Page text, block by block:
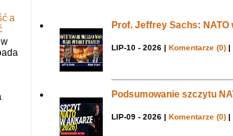
Prof. Jeffrey Sachs:
LIP-10 - 2026 | Komentarze (0)|
Podsumowanie szczytu
LIP-09 - 2026 | Komentarze (0)|
a